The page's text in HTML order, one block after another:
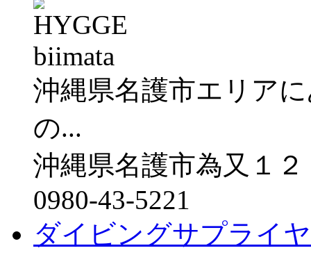
沖縄県名護市エリア
の...
沖縄県名護市為又１
0980-43-5221
ダイビングサプライ